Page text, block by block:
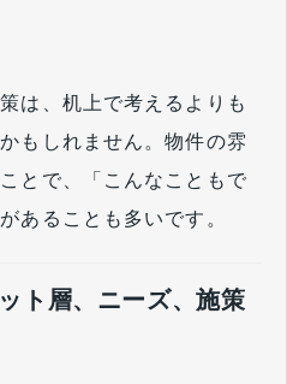
は、机上で考えるよりも
もしれません。物件の雰
とで、「こんなこともで
あることも多いです。
ト層、ニーズ、施策